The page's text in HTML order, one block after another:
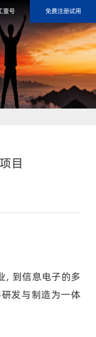
壹号 免费注册试用
目
，到信息电子的多
研发与制造为一体